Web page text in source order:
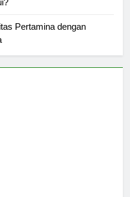
Pertamina dengan